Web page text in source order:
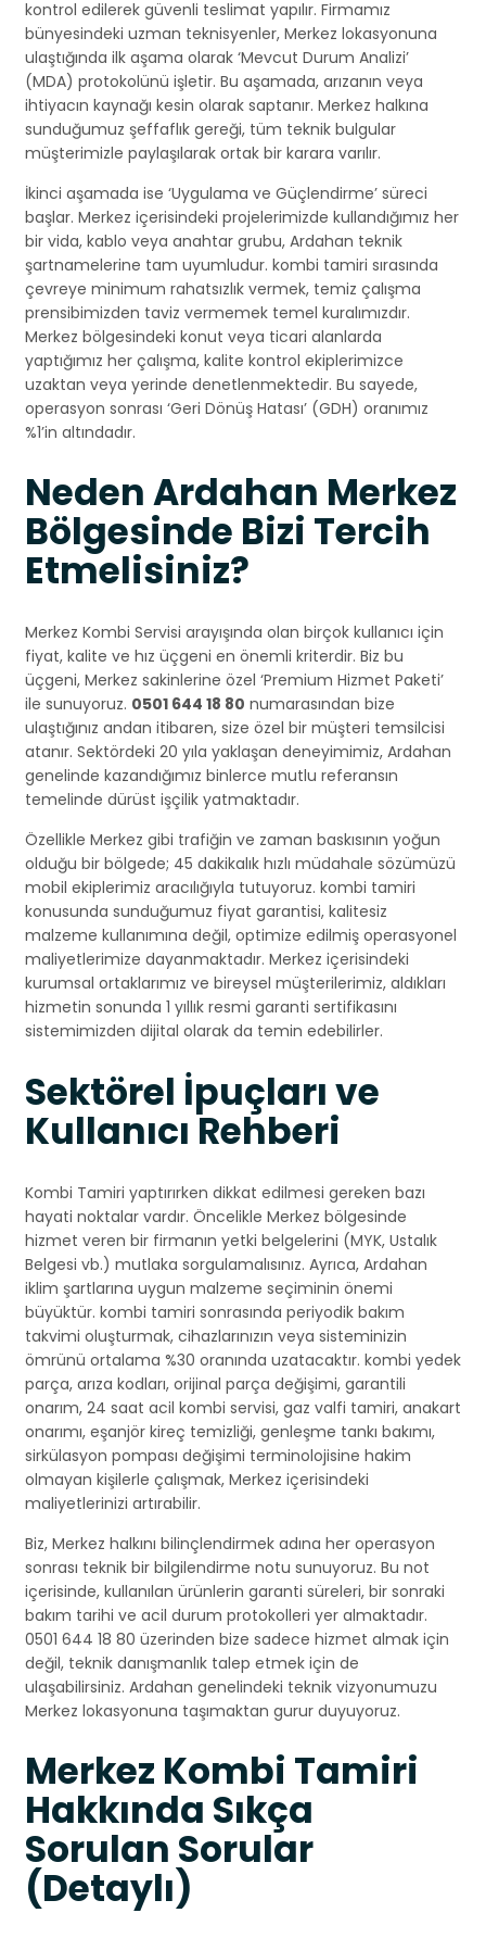
kontrol edilerek güvenli teslimat yapılır. Firmamız
bünyesindeki uzman teknisyenler, Merkez lokasyonuna
ulaştığında ilk aşama olarak ‘Mevcut Durum Analizi’
(MDA) protokolünü işletir. Bu aşamada, arızanın veya
ihtiyacın kaynağı kesin olarak saptanır. Merkez halkına
sunduğumuz şeffaflık gereği, tüm teknik bulgular
müşterimizle paylaşılarak ortak bir karara varılır.
İkinci aşamada ise ‘Uygulama ve Güçlendirme’ süreci
başlar. Merkez içerisindeki projelerimizde kullandığımız her
bir vida, kablo veya anahtar grubu, Ardahan teknik
şartnamelerine tam uyumludur. kombi tamiri sırasında
çevreye minimum rahatsızlık vermek, temiz çalışma
prensibimizden taviz vermemek temel kuralımızdır.
Merkez bölgesindeki konut veya ticari alanlarda
yaptığımız her çalışma, kalite kontrol ekiplerimizce
uzaktan veya yerinde denetlenmektedir. Bu sayede,
operasyon sonrası ‘Geri Dönüş Hatası’ (GDH) oranımız
%1’in altındadır.
Neden Ardahan Merkez
Bölgesinde Bizi Tercih
Etmelisiniz?
Merkez Kombi Servisi arayışında olan birçok kullanıcı için
fiyat, kalite ve hız üçgeni en önemli kriterdir. Biz bu
üçgeni, Merkez sakinlerine özel ‘Premium Hizmet Paketi’
ile sunuyoruz. 0501 644 18 80 numarasından bize
ulaştığınız andan itibaren, size özel bir müşteri temsilcisi
atanır. Sektördeki 20 yıla yaklaşan deneyimimiz, Ardahan
genelinde kazandığımız binlerce mutlu referansın
temelinde dürüst işçilik yatmaktadır.
Özellikle Merkez gibi trafiğin ve zaman baskısının yoğun
olduğu bir bölgede; 45 dakikalık hızlı müdahale sözümüzü
mobil ekiplerimiz aracılığıyla tutuyoruz. kombi tamiri
konusunda sunduğumuz fiyat garantisi, kalitesiz
malzeme kullanımına değil, optimize edilmiş operasyonel
maliyetlerimize dayanmaktadır. Merkez içerisindeki
kurumsal ortaklarımız ve bireysel müşterilerimiz, aldıkları
hizmetin sonunda 1 yıllık resmi garanti sertifikasını
sistemimizden dijital olarak da temin edebilirler.
Sektörel İpuçları ve
Kullanıcı Rehberi
Kombi Tamiri yaptırırken dikkat edilmesi gereken bazı
hayati noktalar vardır. Öncelikle Merkez bölgesinde
hizmet veren bir firmanın yetki belgelerini (MYK, Ustalık
Belgesi vb.) mutlaka sorgulamalısınız. Ayrıca, Ardahan
iklim şartlarına uygun malzeme seçiminin önemi
büyüktür. kombi tamiri sonrasında periyodik bakım
takvimi oluşturmak, cihazlarınızın veya sisteminizin
ömrünü ortalama %30 oranında uzatacaktır. kombi yedek
parça, arıza kodları, orijinal parça değişimi, garantili
onarım, 24 saat acil kombi servisi, gaz valfi tamiri, anakart
onarımı, eşanjör kireç temizliği, genleşme tankı bakımı,
sirkülasyon pompası değişimi terminolojisine hakim
olmayan kişilerle çalışmak, Merkez içerisindeki
maliyetlerinizi artırabilir.
Biz, Merkez halkını bilinçlendirmek adına her operasyon
sonrası teknik bir bilgilendirme notu sunuyoruz. Bu not
içerisinde, kullanılan ürünlerin garanti süreleri, bir sonraki
bakım tarihi ve acil durum protokolleri yer almaktadır.
0501 644 18 80 üzerinden bize sadece hizmet almak için
değil, teknik danışmanlık talep etmek için de
ulaşabilirsiniz. Ardahan genelindeki teknik vizyonumuzu
Merkez lokasyonuna taşımaktan gurur duyuyoruz.
Merkez Kombi Tamiri
Hakkında Sıkça
Sorulan Sorular
(Detaylı)